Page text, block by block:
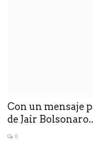
Con un mensaje
de Jair
0